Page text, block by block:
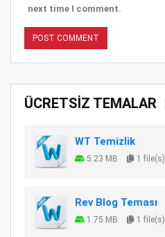
next time I comment.
ÜCRETSİZ TEMALAR
WT Temizlik
5.23 MB 1 file(s)
Rev Blog Teması
1.75 MB 1 file(s)